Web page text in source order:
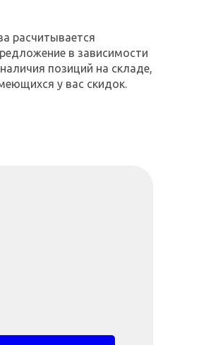
расчитывается
в зависимости
позиций на складе,
у вас скидок.